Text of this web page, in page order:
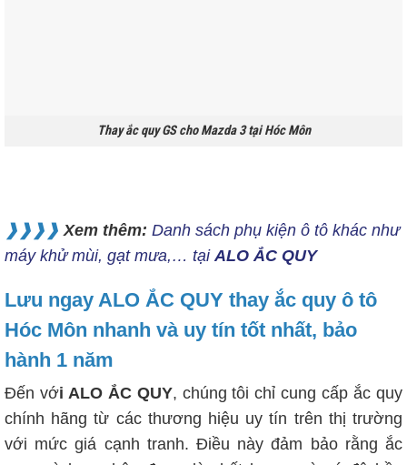
Thay ắc quy GS cho Mazda 3 tại Hóc Môn
❱❱❱❱ Xem thêm: Danh sách phụ kiện ô tô khác như
máy khử mùi, gạt mưa,… tại ALO ẮC QUY
Lưu ngay ALO ẮC QUY thay ắc quy ô tô
Hóc Môn nhanh và uy tín tốt nhất, bảo
hành 1 năm
Đến với ALO ẮC QUY, chúng tôi chỉ cung cấp ắc quy
chính hãng từ các thương hiệu uy tín trên thị trường
với mức giá cạnh tranh. Điều này đảm bảo rằng ắc